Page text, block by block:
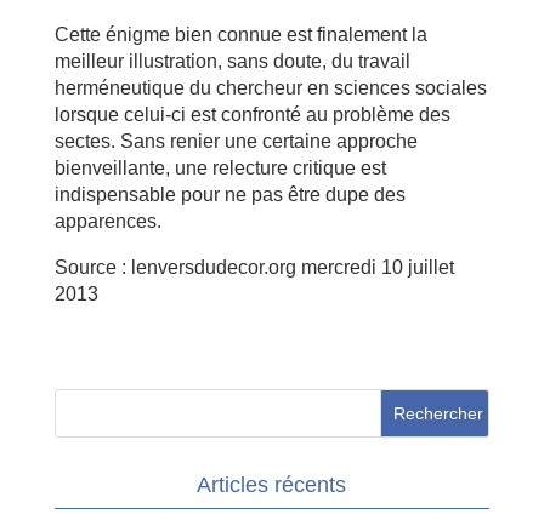
Cette énigme bien connue est finalement la
meilleur illustration, sans doute, du travail
herméneutique du chercheur en sciences sociales
lorsque celui-ci est confronté au problème des
sectes. Sans renier une certaine approche
bienveillante, une relecture critique est
indispensable pour ne pas être dupe des
apparences.
Source : lenversdudecor.org mercredi 10 juillet
2013
Articles récents